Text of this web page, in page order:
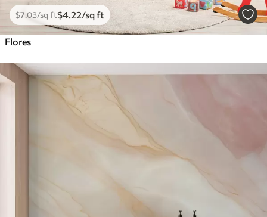
$7.03/sq ft$4 .22/sq ft
Flores